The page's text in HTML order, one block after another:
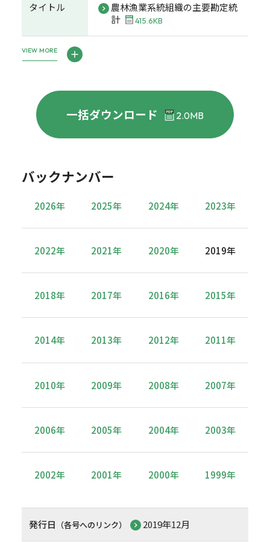
タイトル
農林漁業系統組織の主要勘定統
計
415.6KB
VIEW MORE
一括ダウンロード 2.0MB
バックナンバー
2026年 2025年 2024年 2023年
2022年 2021年 2020年 2019年
2018年 2017年 2016年 2015年
2014年 2013年 2012年 2011年
2010年 2009年 2008年 2007年
2006年 2005年 2004年 2003年
2002年 2001年 2000年 1999年
発行日 （各号へのリンク） 2019年12月